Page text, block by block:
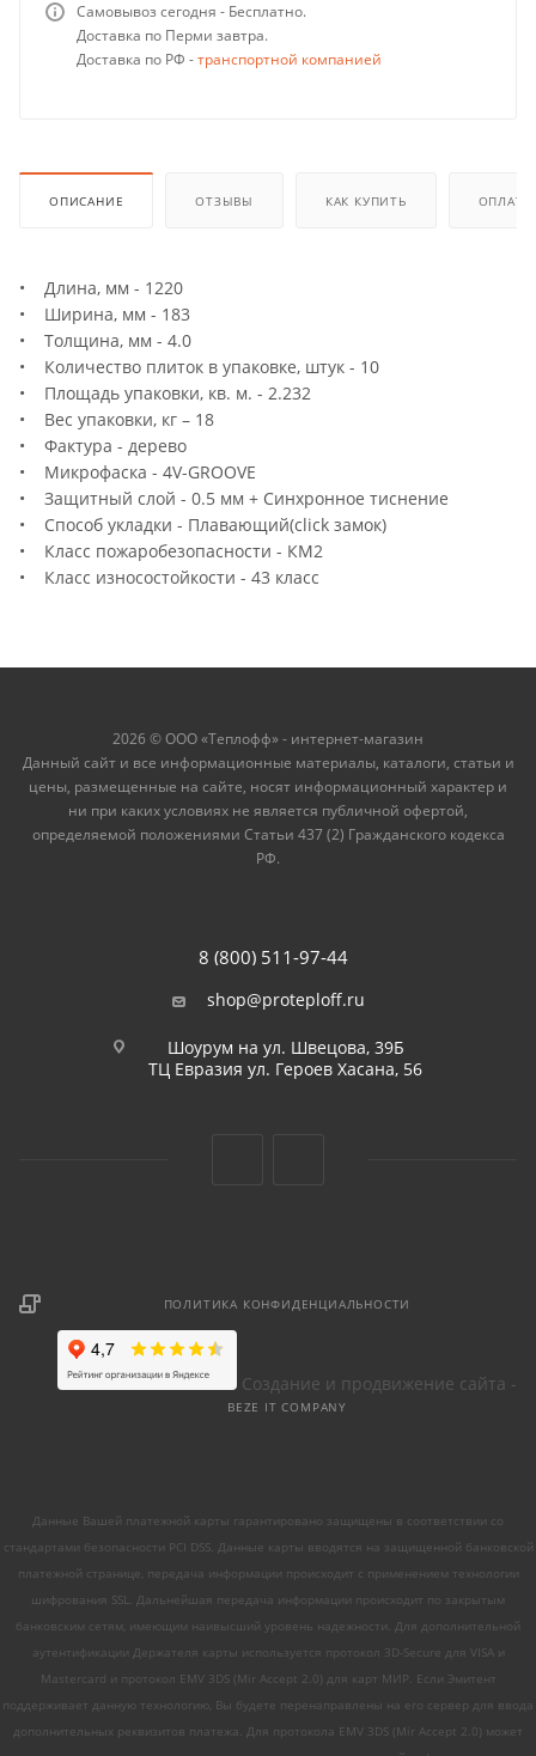
Самовывоз сегодня - Бесплатно.
Доставка по Перми завтра.
Доставка по РФ -транспортной компанией
ОПИСАНИЕ ОТЗЫВЫ КАК КУПИТЬ ОПЛАТА
• Длина, мм - 1220
• Ширина, мм - 183
• Толщина, мм - 4.0
• Количество плиток в упаковке, штук - 10
• Площадь упаковки, кв. м. - 2.232
• Вес упаковки, кг – 18
• Фактура - дерево
• Микрофаска - 4V-GROOVE
• Защитный слой - 0.5 мм + Cинхронное тиснение
• Способ укладки - Плавающий(click замок)
• Класс пожаробезопасности - КМ2
• Класс износостойкости - 43 класс
2026 © ООО «Теплофф» - интернет-магазин
Данный сайт и все информационные материалы, каталоги, статьи и
цены, размещенные на сайте, носят информационный характер и
ни при каких условиях не является публичной офертой,
определяемой положениями Статьи 437 (2) Гражданского кодекса
РФ.
8 (800) 511-97-44
shop@proteploff.ru
Шоурум на ул. Швецова, 39Б
ТЦ Евразия ул. Героев Хасана, 56
ПОЛИТИКА КОНФИДЕНЦИАЛЬНОСТИ
Создание и продвижение сайта -
BEZE IT COMPANY
Данные Вашей платежной карты гарантировано защищены в соответствии со
стандартами безопасности PCI DSS. Данные карты вводятся на защищенной банковской
платежной странице, передача информации происходит с применением технологии
шифрования SSL. Дальнейшая передача информации происходит по закрытым
банковским сетям, имеющим наивысший уровень надежности. Для дополнительной
аутентификации Держателя карты используется протокол 3D-Secure для VISA и
Mastercard и протокол EMV 3DS (Mir Accept 2.0) для карт МИР. Если Эмитент
поддерживает данную технологию, Вы будете перенаправлены на его сервер для ввода
дополнительных реквизитов платежа. Для протокола EMV 3DS (Mir Accept 2.0) может